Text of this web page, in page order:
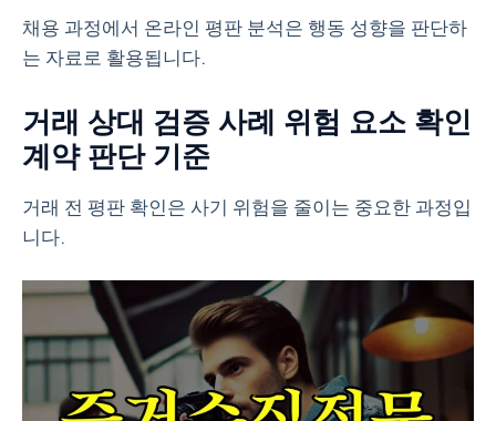
채용 과정에서 온라인 평판 분석은 행동 성향을 판단하
는 자료로 활용됩니다.
거래 상대 검증 사례 위험 요소 확인
계약 판단 기준
거래 전 평판 확인은 사기 위험을 줄이는 중요한 과정입
니다.